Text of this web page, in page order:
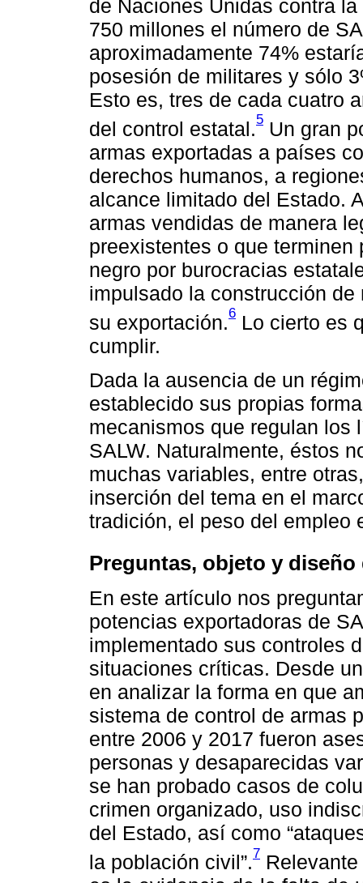
de Naciones Unidas contra
750 millones el número de
aproximadamente 74%
posesión de militares y sólo
Esto es, tres de cada cuatro
del control estatal.5 Un gran
armas exportadas a países
derechos humanos, a
alcance limitado del Estado.
armas vendidas de manera
preexistentes o que
negro por burocracias
impulsado la construcción
su exportación.6 Lo cierto es
cumplir.
Dada la ausencia de un
establecido sus propias
mecanismos que regulan los
SALW. Naturalmente, éstos
muchas variables, entre
inserción del tema en el
tradición, el peso del empleo
Preguntas, objeto y
En este artículo nos
potencias exportadoras de
implementado sus controles
situaciones críticas. Desde
en analizar la forma en que
sistema de control de armas
entre 2006 y 2017 fueron
personas y desaparecidas
se han probado casos de
crimen organizado, uso
del Estado, así como
la población civil”.7